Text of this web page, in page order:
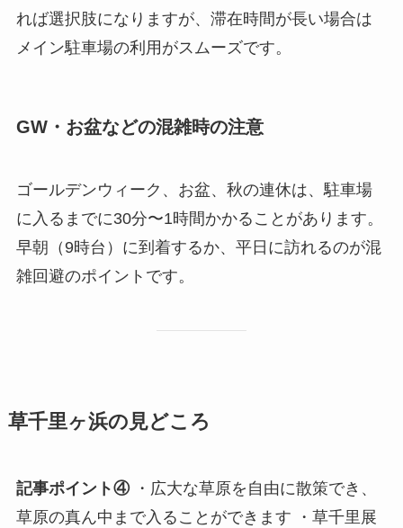
れば選択肢になりますが、滞在時間が長い場合は
メイン駐車場の利用がスムーズです。
GW・お盆などの混雑時の注意
ゴールデンウィーク、お盆、秋の連休は、駐車場
に入るまでに30分〜1時間かかることがあります。
早朝（9時台）に到着するか、平日に訪れるのが混
雑回避のポイントです。
草千里ヶ浜の見どころ
記事ポイント④・広大な草原を自由に散策でき、
草原の真ん中まで入ることができます ・草千里展